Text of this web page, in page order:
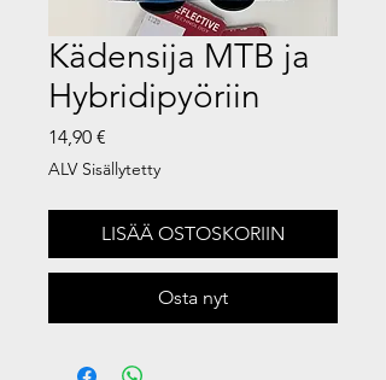
Kädensija MTB ja
Hybridipyöriin
14,90 €
ALV Sisällytetty
LISÄÄ OSTOSKORIIN
Osta nyt